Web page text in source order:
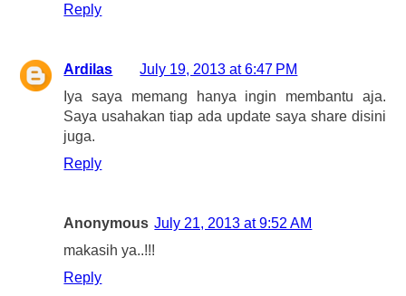
Reply
Ardilas
July 19, 2013 at 6:47 PM
Iya saya memang hanya ingin membantu aja.
Saya usahakan tiap ada update saya share disini
juga.
Reply
Anonymous July 21, 2013 at 9:52 AM
makasih ya..!!!
Reply